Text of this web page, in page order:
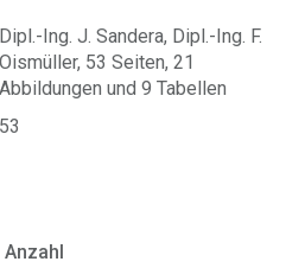
Dipl.-Ing. J. Sandera, Dipl.-Ing. F.
Oismüller, 53 Seiten, 21
Abbildungen und 9 Tabellen
53
Anzahl